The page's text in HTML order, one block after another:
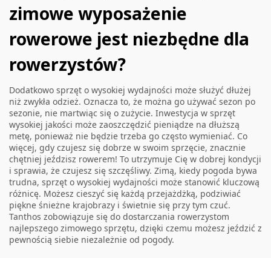
zimowe wyposażenie
rowerowe jest niezbędne dla
rowerzystów?
Dodatkowo sprzęt o wysokiej wydajności może służyć dłużej
niż zwykła odzież. Oznacza to, że można go używać sezon po
sezonie, nie martwiąc się o zużycie. Inwestycja w sprzęt
wysokiej jakości może zaoszczędzić pieniądze na dłuższą
metę, ponieważ nie będzie trzeba go często wymieniać. Co
więcej, gdy czujesz się dobrze w swoim sprzęcie, znacznie
chętniej jeździsz rowerem! To utrzymuje Cię w dobrej kondycji
i sprawia, że czujesz się szczęśliwy. Zimą, kiedy pogoda bywa
trudna, sprzęt o wysokiej wydajności może stanowić kluczową
różnicę. Możesz cieszyć się każdą przejażdżką, podziwiać
piękne śnieżne krajobrazy i świetnie się przy tym czuć.
Tanthos zobowiązuje się do dostarczania rowerzystom
najlepszego zimowego sprzętu, dzięki czemu możesz jeździć z
pewnością siebie niezależnie od pogody.